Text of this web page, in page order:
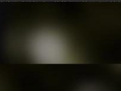
运用了现代科技设备辅助泡茶，既能保